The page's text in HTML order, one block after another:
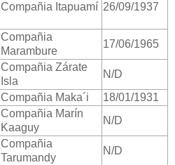
Compañia Itapuamí 26/09/1937
Compañia
Marambure
17/06/1965
Compañia Zárate
Isla
N/D
Compañia Maka´i
18/01/1931
Compañia Marín
Kaaguy
N/D
Compañia
Tarumandy
N/D